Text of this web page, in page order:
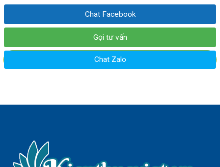
Chat Facebook
Gọi tư vấn
Chat Zalo